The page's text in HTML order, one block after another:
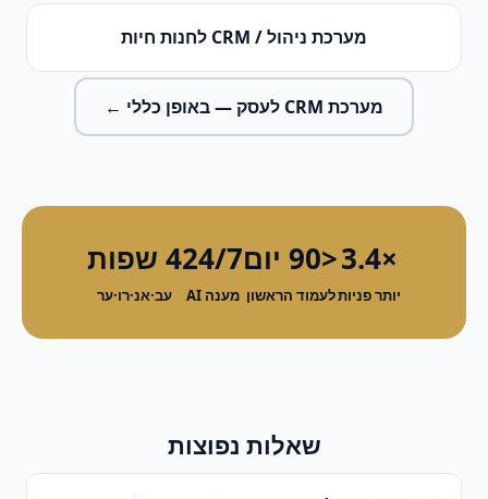
מערכת ניהול / CRM לחנות חיות
מערכת CRM לעסק — באופן כללי ←
×3.4
יותר פניות
<90 יום
לעמוד הראשון
24/7
מענה AI
4 שפות
עב·אנ·רו·ער
שאלות נפוצות